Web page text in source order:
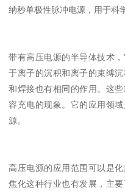
纳秒单极性脉冲电源，用于科
带有高压电源的半导体技术
于离子的沉积和离子的束缚
和焊接也有相同的作用。这
容充电的现象。它的应用领
源。
高压电源的应用范围可以是
焦化这种行业也有发展，主